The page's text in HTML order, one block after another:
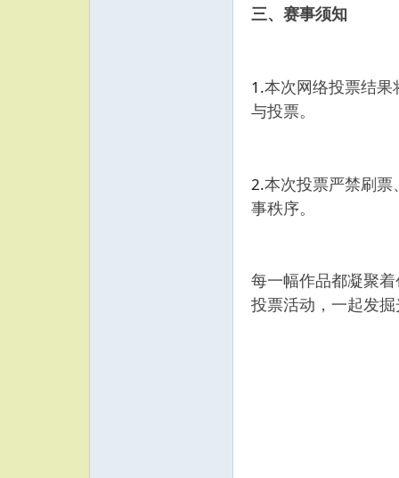
三、赛事须知
1.本次网络投票结果
与投票。
2.本次投票严禁刷票
事秩序。
每一幅作品都凝聚
投票活动，一起发